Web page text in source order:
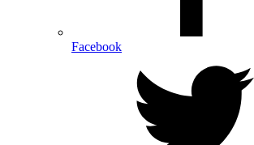
Facebook